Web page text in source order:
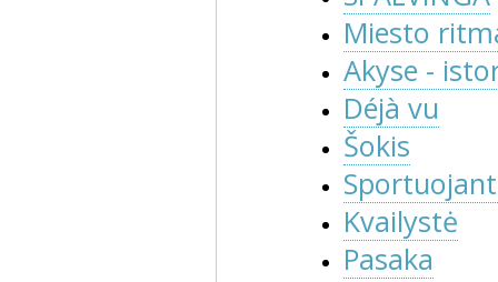
Miesto
Akyse -
Déjà vu
Šokis
Kvailystė
Pasaka